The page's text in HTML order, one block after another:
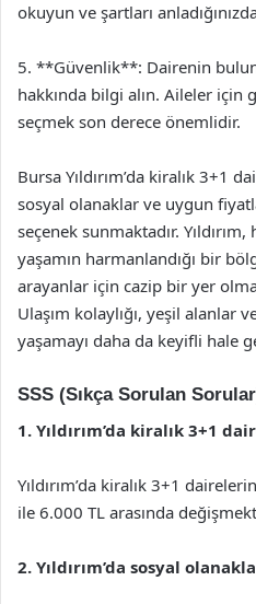
okuyun ve şartları
5. **Güvenlik**: Dairenin
hakkında bilgi alın. Aileler için
seçmek son derece önemlidir.
Bursa Yıldırım’da kiralık 3+1
sosyal olanaklar ve uygun
seçenek sunmaktadır.
yaşamın harmanlandığı bir
arayanlar için cazip bir yer
Ulaşım kolaylığı, yeşil alanlar
yaşamayı daha da keyifli hale
SSS (Sıkça Sorulan
1. Yıldırım’da kiralık 3+1
Yıldırım’da kiralık 3+1
ile 6.000 TL arasında
2. Yıldırım’da sosyal